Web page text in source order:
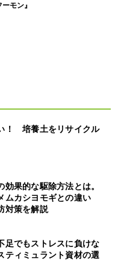
モン』
！ 培養土をリサイクル
果的な駆除方法とは。
ムカシヨモギとの違い
対策を解説
足でもストレスに負けな
ティミュラント資材の選